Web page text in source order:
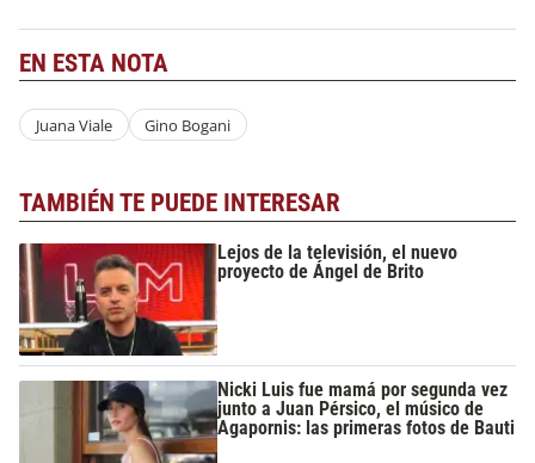
EN ESTA NOTA
Juana Viale Gino Bogani
TAMBIÉN TE PUEDE INTERESAR
Lejos de la televisión, el nuevo
proyecto de Ángel de Brito
Nicki Luis fue mamá por segunda vez
junto a Juan Pérsico, el músico de
Agapornis: las primeras fotos de Bauti